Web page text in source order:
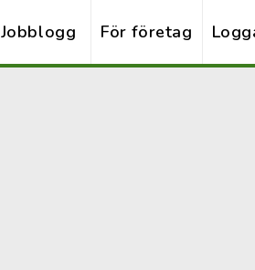
Jobblogg För företag